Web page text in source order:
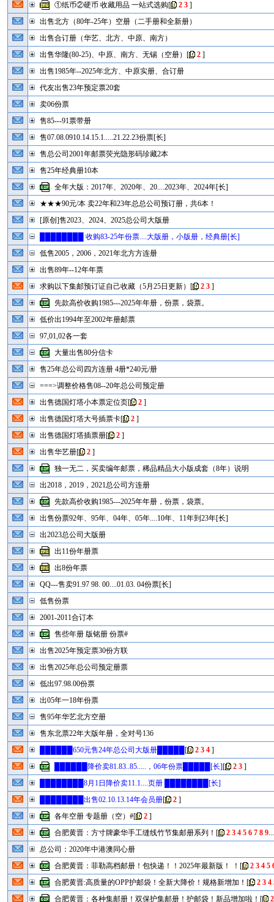
①纸币②硬币 收藏用品 一站式选购[ 2 3 ]
出售北方（80年-25年）空册（二手册和全新册）
出售合订册（华艺、北方、中原、南方）
出售华隆(80-25)、中原、南方、无锡（空册） [ 2 ]
出售1985年--2025年北方、中原实册、合订册
代友出售23年预定票20套
卖06份票
售85---91票带册
售07.08.0910.14.15.1.....21.22.23份票[长]
售总公司2001年邮票荧光隐形码珍藏2本
售25年经典册10本
全年大版：2017年、2020年、20....2023年、2024年[长]
★★★90元/本 卖22年和23年总总公司预订册，共6本！
[原创]售2023、2024、2025总公司大版册
████████ 收购83-25年份票....大版册，小版册，经典册[长]
低售2005，2006，2021年北方方连册
出售89年--12年年票
求购以下集邮预订证自己收藏（5月25日更新） [ 2 3 ]
先款高价收购1985---2025年年册，份票，袋票。
低价出1994年至2002年册邮票
97,01,02各一套
大量出售80分信卡
售25年总公司四方连册 4册*240元/册
===>调整价格售08--20年总公司预定册
出售德国灯塔小本票定位页[ 2 ]
出售德国灯塔大号插票卡[ 2 ]
出售德国灯塔插票册[ 2 ]
出售华艺册[ 2 ]
独一无二，买卖编年邮票，稀品精品大小版成套（8年）说明
出2018，2019，2021总公司方连册
先款高价收购1985---2025年年册，份票，袋票。
出售份票92年、95年、04年、05年....10年、11年到23年[长]
出2023总公司大版册
出11份年册票
出8份年票
QQ---售卖91.97 98. 00....01.03. 04份票[长]
低售份票
2001-2011合订本
售些年册 版铭册 份票#
出售2025年预定票30份方联
出售2025年总公司预定册票
低出97.98.00份票
出05年一18年份票
售95年华艺北方空册
售东北票22年大版年册，全对号136
██████650元售24年总公司大版册█████ [ 2 3 4 ]
██████降价卖81.83..85.....，06年份票█████[长][ 2 3 ]
████████8月1日降价卖11.1....页册 ████████[长]
████████出售02.10.13.14年会员册[ 2 ]
各年空册 专题册（空）#[ 2 ]
合肥黄晋：方寸牌豪华手工缝线竹节集邮册系列！ [ 2 3 4 5 6 7 8 9
总公司：2020年中港澳同心册
合肥黄晋：菲勒高档邮册！包快递！！2025年最新版！ ！ [ 2 3 4 5
合肥黄晋:高质量的OPP护邮袋！全新大降价！规格新增加！ [ 2 3 4
合肥黄晋：各种集邮册！双保护集邮册！护邮袋！新品增加啦！ [ 2